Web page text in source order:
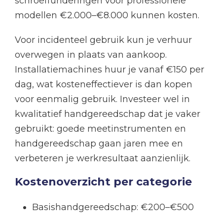
modellen €2.000–€8.000 kunnen kosten.
Voor incidenteel gebruik kun je verhuur
overwegen in plaats van aankoop.
Installatiemachines huur je vanaf €150 per
dag, wat kosteneffectiever is dan kopen
voor eenmalig gebruik. Investeer wel in
kwalitatief handgereedschap dat je vaker
gebruikt: goede meetinstrumenten en
handgereedschap gaan jaren mee en
verbeteren je werkresultaat aanzienlijk.
Kostenoverzicht per categorie
Basishandgereedschap: €200–€500